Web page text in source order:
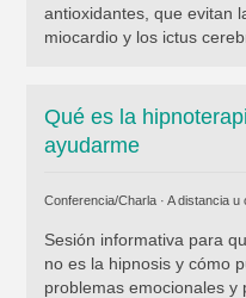
antioxidantes, que evitan
miocardio y los ictus
Qué es la
ayudarme
Conferencia/Charla · A distancia u
Sesión informativa para
no es la hipnosis y cómo
problemas emocionales y